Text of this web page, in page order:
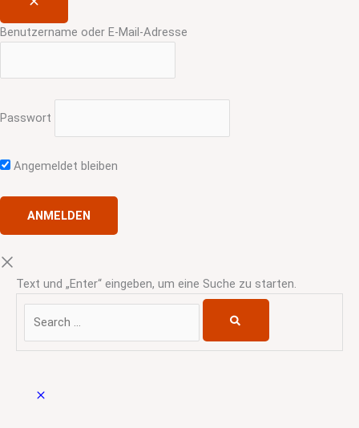
Benutzername oder E-Mail-Adresse
Passwort
Angemeldet bleiben
Text und „Enter“ eingeben, um eine Suche zu starten.